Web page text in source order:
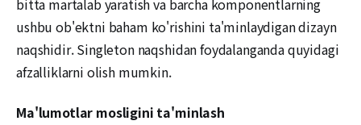
ushbu ob'ektni baham ko'rishini ta'minlaydigan dizayn
naqshidir. Singleton naqshidan foydalanganda quyidagi
afzalliklarni olish mumkin.
Ma'lumotlar mosligini ta'minlash